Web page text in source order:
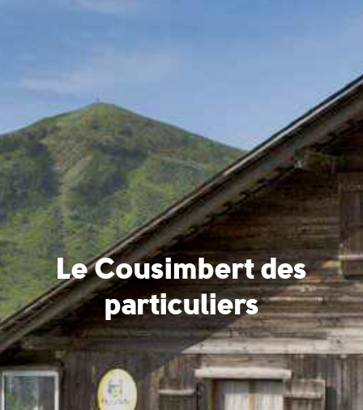
Le Cousimbert des
particuliers